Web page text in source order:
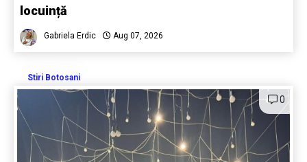
locuință
Gabriela Erdic Aug 07, 2026
Stiri Botosani
0